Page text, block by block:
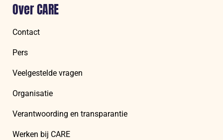
Over CARE
Contact
Pers
Veelgestelde vragen
Organisatie
Verantwoording en transparantie
Werken bij CARE